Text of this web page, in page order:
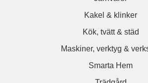
Kakel & klinker
Kök, tvätt & städ
Maskiner, verktyg &
Smarta Hem